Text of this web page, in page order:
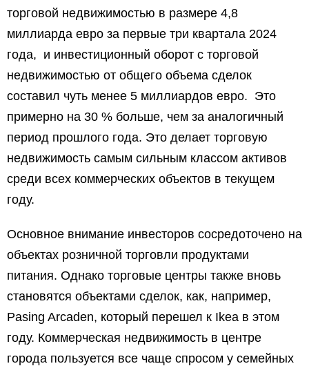
торговой недвижимостью в размере 4,8
миллиарда евро за первые три квартала 2024
года, и инвестиционный оборот с торговой
недвижимостью от общего объема сделок
составил чуть менее 5 миллиардов евро. Это
примерно на 30 % больше, чем за аналогичный
период прошлого года. Это делает торговую
недвижимость самым сильным классом активов
среди всех коммерческих объектов в текущем
году.
Основное внимание инвесторов сосредоточено на
объектах розничной торговли продуктами
питания. Однако торговые центры также вновь
становятся объектами сделок, как, например,
Pasing Arcaden, который перешел к Ikea в этом
году. Коммерческая недвижимость в центре
города пользуется все чаще спросом у семейных